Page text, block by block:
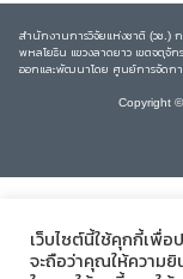
สำนักงานการวิจัยแห่งชาติ (วช.)
พหลโยธิน แขวงลาดยาว เขตจตุ
ออกและพัฒนาโดย ศูนย์การจัดก
Copyright
เว็บไซต์นี้ใช้คุกกี้เพื่
จะถือว่าคุณให้ความยิ